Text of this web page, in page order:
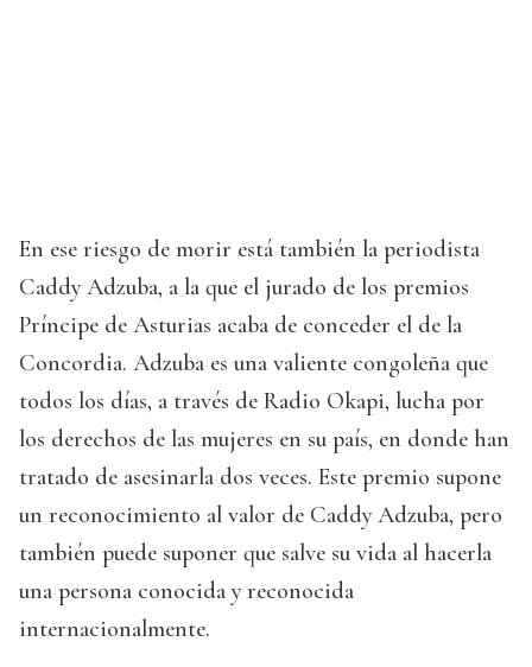
En ese riesgo de morir está también la periodista
Caddy Adzuba, a la que el jurado de los premios
Príncipe de Asturias acaba de conceder el de la
Concordia. Adzuba es una valiente congoleña que
todos los días, a través de Radio Okapi, lucha por
los derechos de las mujeres en su país, en donde han
tratado de asesinarla dos veces. Este premio supone
un reconocimiento al valor de Caddy Adzuba, pero
también puede suponer que salve su vida al hacerla
una persona conocida y reconocida
internacionalmente.